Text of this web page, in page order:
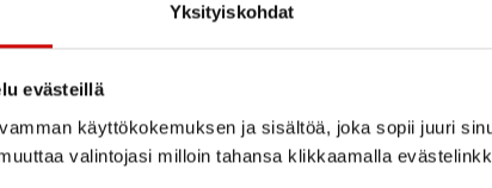
Yksityiskohdat
evästeillä
käyttökokemuksen ja sisältöä, joka sopii juuri
valintojasi milloin tahansa klikkaamalla